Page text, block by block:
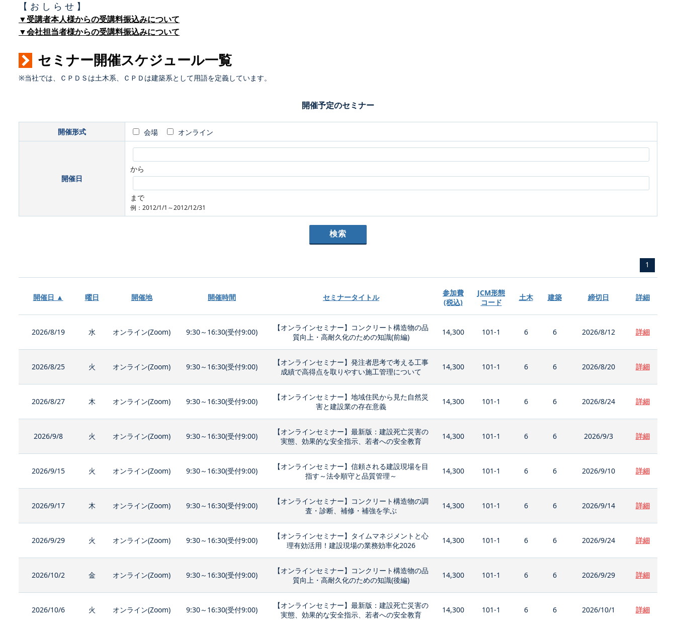
【 お し ら せ 】
▼受講者本人様からの受講料振込みについて
▼会社担当者様からの受講料振込みについて
セミナー開催スケジュール一覧
※当社では、ＣＰＤＳは土木系、ＣＰＤは建築系として用語を定義しています。
開催予定のセミナー
開催形式 会場 オンライン
開催日
から
まで
例：2012/1/1～2012/12/31
1
開催日 ▲ 曜日 開催地 開催時間 セミナータイトル
参加費
(税込)
JCM形態
コード
土木 建築 締切日 詳細
2026/8/19 水 オンライン(Zoom) 9:30～16:30(受付9:00)
【オンラインセミナー】コンクリート構造物の品
質向上・高耐久化のための知識(前編)
14,300 101-1 6 6 2026/8/12 詳細
2026/8/25 火 オンライン(Zoom) 9:30～16:30(受付9:00)
【オンラインセミナー】発注者思考で考える工事
成績で高得点を取りやすい施工管理について
14,300 101-1 6 6 2026/8/20 詳細
2026/8/27 木 オンライン(Zoom) 9:30～16:30(受付9:00)
【オンラインセミナー】地域住民から見た自然災
害と建設業の存在意義
14,300 101-1 6 6 2026/8/24 詳細
2026/9/8 火 オンライン(Zoom) 9:30～16:30(受付9:00)
【オンラインセミナー】最新版：建設死亡災害の
実態、効果的な安全指示、若者への安全教育
14,300 101-1 6 6 2026/9/3 詳細
2026/9/15 火 オンライン(Zoom) 9:30～16:30(受付9:00)
【オンラインセミナー】信頼される建設現場を目
指す～法令順守と品質管理～
14,300 101-1 6 6 2026/9/10 詳細
2026/9/17 木 オンライン(Zoom) 9:30～16:30(受付9:00)
【オンラインセミナー】コンクリート構造物の調
査・診断、補修・補強を学ぶ
14,300 101-1 6 6 2026/9/14 詳細
2026/9/29 火 オンライン(Zoom) 9:30～16:30(受付9:00)
【オンラインセミナー】タイムマネジメントと心
理有効活用！建設現場の業務効率化2026
14,300 101-1 6 6 2026/9/24 詳細
2026/10/2 金 オンライン(Zoom) 9:30～16:30(受付9:00)
【オンラインセミナー】コンクリート構造物の品
質向上・高耐久化のための知識(後編)
14,300 101-1 6 6 2026/9/29 詳細
2026/10/6 火 オンライン(Zoom) 9:30～16:30(受付9:00)
【オンラインセミナー】最新版：建設死亡災害の
実態、効果的な安全指示、若者への安全教育
14,300 101-1 6 6 2026/10/1 詳細